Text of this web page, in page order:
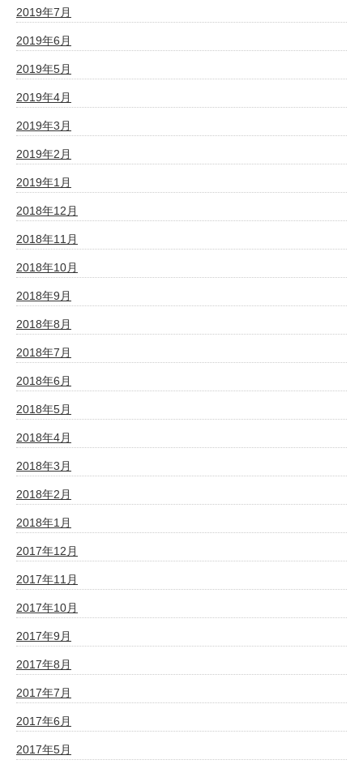
2019年7月
2019年6月
2019年5月
2019年4月
2019年3月
2019年2月
2019年1月
2018年12月
2018年11月
2018年10月
2018年9月
2018年8月
2018年7月
2018年6月
2018年5月
2018年4月
2018年3月
2018年2月
2018年1月
2017年12月
2017年11月
2017年10月
2017年9月
2017年8月
2017年7月
2017年6月
2017年5月